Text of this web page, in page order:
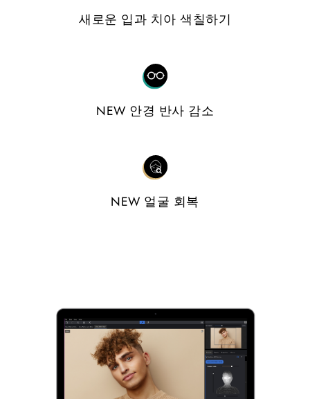
새로운 입과 치아 색칠하기
NEW 안경 반사 감소
NEW 얼굴 회복